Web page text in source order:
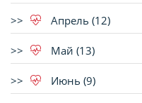
Апрель (12)
Май (13)
Июнь (9)